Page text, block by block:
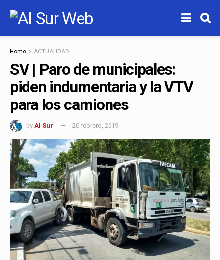
Home ACTUALIDAD
SV | Paro de municipales:
piden indumentaria y la VTV
para los camiones
by Al Sur 20 febrero, 2019